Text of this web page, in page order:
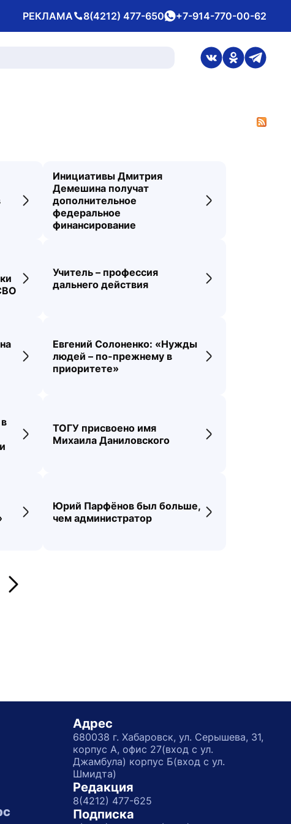
РЕКЛАМА
Телефон 8(4212) 477-650whatsApp
+7-914-770-00-62
ссылка на
ссылка на
Переход к новости
Инициативы Дмитрия
Демешина получат
дополнительное
федеральное
финансирование
Переход к
Переход к новости
Учитель – профессия
дальнего действия
Переход к
Переход к новости
Евгений Солоненко: «Нужды
людей – по-прежнему в
приоритете»
Переход к
Переход к новости
ТОГУ присвоено имя
Михаила Даниловского
Переход к
Переход к новости
Юрий Парфёнов был больше,
чем администратор
Переход к
Переход на страницу
Адрес
680038 г. Хабаровск, ул. Серышева, 31,
корпус А, офис 27(вход с ул.
Джамбула) корпус Б(вход с ул.
Шмидта)
Редакция
8(4212) 477-625
Подписка